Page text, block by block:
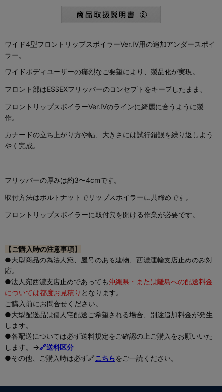
ワイド4型フロントリップスポイラーVer.IV用の追加アンダースポイ
ラー。
ワイドボディユーザーの痛烈なご要望により、製品化が実現。
フロント部はESSEXフリッパーのコンセプトをキープしたまま、
フロントリップスポイラーVer.IVのラインに綺麗に合うように製
作。
カナードの立ち上がり方や幅、大きさには試行錯誤を繰り返しよう
やく完成。
フリッパーの厚みは約3〜4cmです。
取付方法はボルトナットでリップスポイラーに共締めです。
フロントリップスポイラーに取付穴を開ける作業が必要です。
【ご購入時の注意事項】
●大型商品の為法人宛、屋号のある建物、西濃運輸支店止めのみ対
応。
●法人宛西濃支店止めであっても沖縄県・または離島への配送料金
については都度お見積り となります。
ご購入前にお問合せください。
●大型配送品は個人宅配送ご希望される場合、別途追加料金が発生
します。
●各配送については必ず送料規定をご確認の上ご購入をお願いいた
します。→🔗送料区分
●その他、ご購入時は必ず🔗こちらをご一読ください。